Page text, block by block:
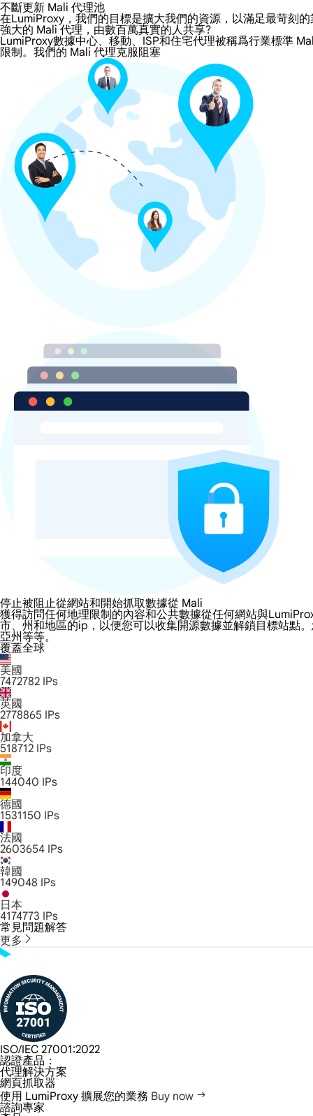
不斷更新 Mali 代理池
在LumiProxy，我們的目標是擴大我們的資源，以滿足最苛刻
強大的 Mali 代理，由數百萬真實的人共享?
LumiProxy數據中心、移動、ISP和住宅代理被稱爲行業標準
限制。我們的 Mali 代理克服阻塞
停止被阻止從網站和開始抓取數據從 Mali
獲得訪問任何地理限制的內容和公共數據從任何網站與
市、州和地區的ip，以便您可以收集開源數據並解鎖目標站點
亞州等等。
覆蓋全球
美國
7472782 IPs
英國
2778865 IPs
加拿大
518712 IPs
印度
144040 IPs
德國
1531150 IPs
法國
2603654 IPs
韓國
149048 IPs
日本
4174773 IPs
常見問題解答
更多
ISO/IEC 27001:2022
認證產品：
代理解決方案
網頁抓取器
使用 LumiProxy 擴展您的業務 Buy now
諮詢專家